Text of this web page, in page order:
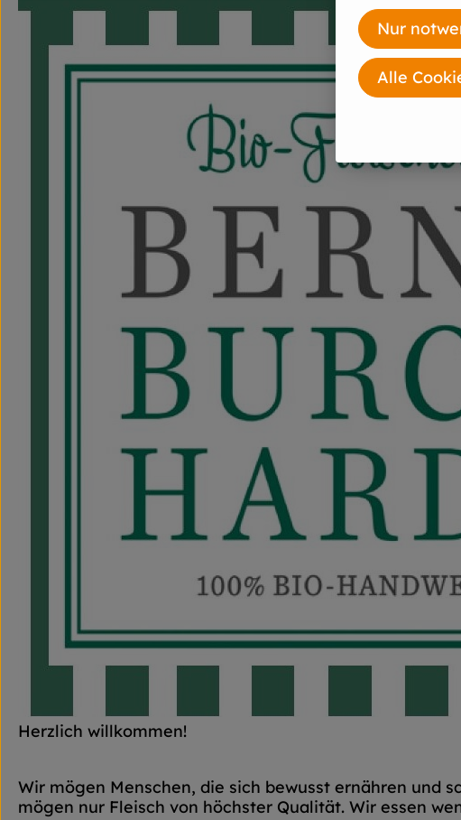
Herzlich willkommen!
Wir mögen Menschen, die sich bewusst ernähren und
mögen nur Fleisch von höchster Qualität. Wir essen
Nur
Alle